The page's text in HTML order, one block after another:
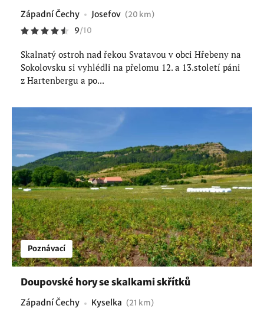
Západní Čechy Josefov (20 km)
9/10
Skalnatý ostroh nad řekou Svatavou v obci Hřebeny na
Sokolovsku si vyhlédli na přelomu 12. a 13.století páni
z Hartenbergu a po...
Poznávací
Doupovské hory se skalkami skřítků
Západní Čechy Kyselka (21 km)